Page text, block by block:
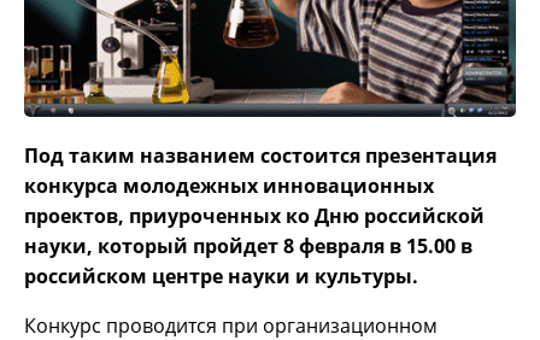
Под таким названием состоится презентация
конкурса молодежных инновационных
проектов, приуроченных ко Дню российской
науки, который пройдет 8 февраля в 15.00 в
российском центре науки и культуры.
Конкурс проводится при организационном